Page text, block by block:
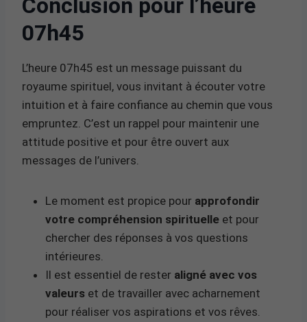
Conclusion pour l’heure
07h45
L’heure 07h45 est un message puissant du
royaume spirituel, vous invitant à écouter votre
intuition et à faire confiance au chemin que vous
empruntez. C’est un rappel pour maintenir une
attitude positive et pour être ouvert aux
messages de l’univers.
Le moment est propice pour approfondir
votre compréhension spirituelle et pour
chercher des réponses à vos questions
intérieures.
Il est essentiel de rester aligné avec vos
valeurs et de travailler avec acharnement
pour réaliser vos aspirations et vos rêves.